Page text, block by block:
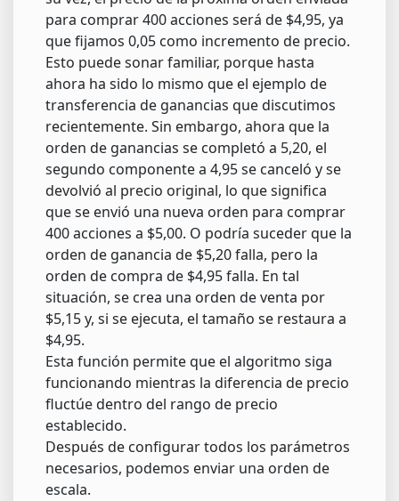
para comprar 400 acciones será de $4,95, ya
que fijamos 0,05 como incremento de precio.
Esto puede sonar familiar, porque hasta
ahora ha sido lo mismo que el ejemplo de
transferencia de ganancias que discutimos
recientemente. Sin embargo, ahora que la
orden de ganancias se completó a 5,20, el
segundo componente a 4,95 se canceló y se
devolvió al precio original, lo que significa
que se envió una nueva orden para comprar
400 acciones a $5,00. O podría suceder que la
orden de ganancia de $5,20 falla, pero la
orden de compra de $4,95 falla. En tal
situación, se crea una orden de venta por
$5,15 y, si se ejecuta, el tamaño se restaura a
$4,95.
Esta función permite que el algoritmo siga
funcionando mientras la diferencia de precio
fluctúe dentro del rango de precio
establecido.
Después de configurar todos los parámetros
necesarios, podemos enviar una orden de
escala.